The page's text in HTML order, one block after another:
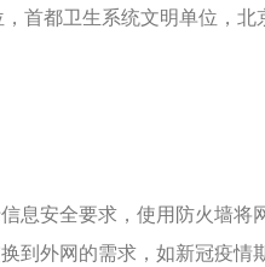
，首都卫生系统文明单位，
息安全要求，使用防火墙
到外网的需求，如新冠疫